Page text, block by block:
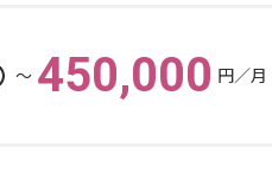
〜 450,000 円／月